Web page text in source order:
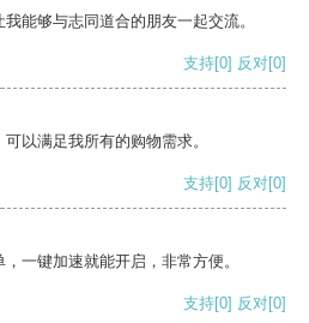
能够与志同道合的朋友一起交流。
支持[0] 反对[0]
以满足我所有的购物需求。
支持[0] 反对[0]
一键加速就能开启，非常方便。
支持[0] 反对[0]